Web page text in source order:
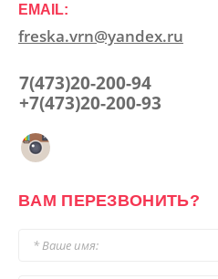
EMAIL:
freska.vrn@yandex.ru
7(473)20-200-94
+7(473)20-200-93
ВАМ ПЕРЕЗВОНИТЬ?